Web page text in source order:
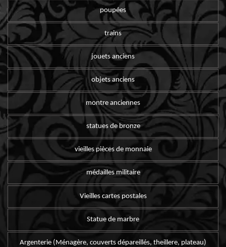
poupées
trains
jouets anciens
objets anciens
montre anciennes
statues de bronze
vieilles pièces de monnaie
médailles militaire
Vieilles cartes postales
Statue de marbre
Argenterie (Ménagère, couverts dépareillés, theillere, plateau)